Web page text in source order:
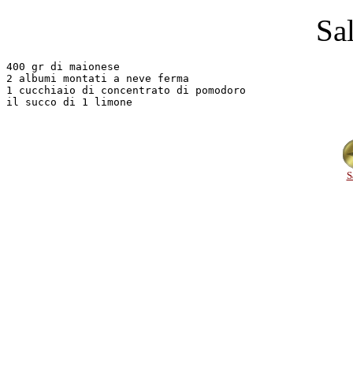
400 gr di maionese
2 albumi montati a neve ferma
1 cucchiaio di concentrato di pomodoro
il succo di 1 limone